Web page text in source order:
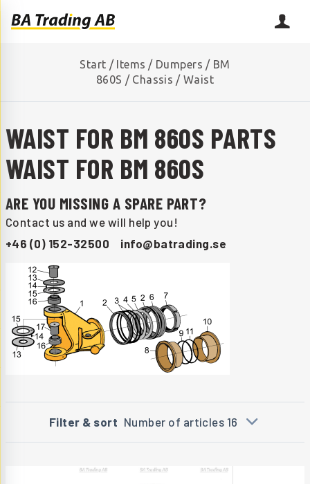
Start / Items / Dumpers / BM
860S / Chassis / Waist
WAIST FOR BM 860S PARTS
WAIST FOR BM 860S
ARE YOU MISSING A SPARE PART?
Contact us and we will help you!
+46 (0) 152-32500
info@batrading.se
Filter & sort Number of articles 16